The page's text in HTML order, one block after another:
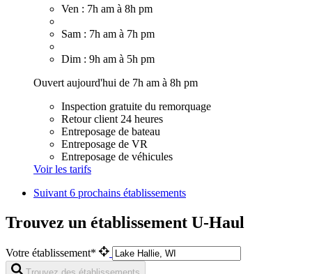
Ven : 7h am à 8h pm
Sam : 7h am à 7h pm
Dim : 9h am à 5h pm
Ouvert aujourd'hui de 7h am à 8h pm
Inspection gratuite du remorquage
Retour client 24 heures
Entreposage de bateau
Entreposage de VR
Entreposage de véhicules
Voir les tarifs
Suivant6 prochains établissements
Trouvez un établissement U-Haul
Votre établissement*